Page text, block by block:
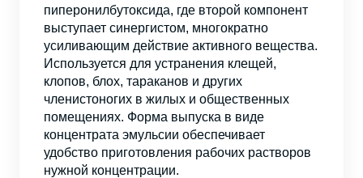
пиперонилбутоксида, где второй компонент
выступает синергистом, многократно
усиливающим действие активного вещества.
Используется для устранения клещей,
клопов, блох, тараканов и других
членистоногих в жилых и общественных
помещениях. Форма выпуска в виде
концентрата эмульсии обеспечивает
удобство приготовления рабочих растворов
нужной концентрации.